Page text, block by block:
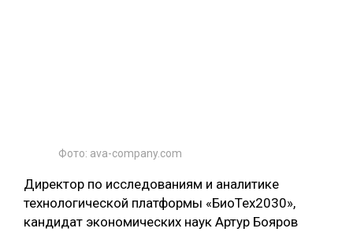
Фото: ava-company.com
Директор по исследованиям и аналитике
технологической платформы «БиоТех2030»,
кандидат экономических наук Артур Бояров